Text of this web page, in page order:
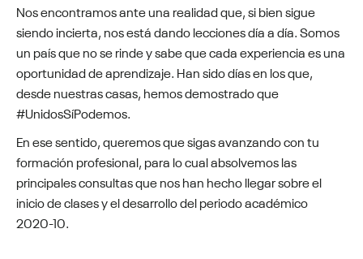
Nos encontramos ante una realidad que, si bien sigue
siendo incierta, nos está dando lecciones día a día. Somos
un país que no se rinde y sabe que cada experiencia es una
oportunidad de aprendizaje. Han sido días en los que,
desde nuestras casas, hemos demostrado que
#UnidosSíPodemos.
En ese sentido, queremos que sigas avanzando con tu
formación profesional, para lo cual absolvemos las
principales consultas que nos han hecho llegar sobre el
inicio de clases y el desarrollo del periodo académico
2020-10.